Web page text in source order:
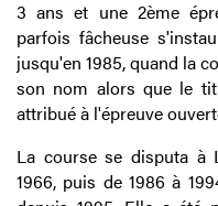
3 ans et une 2ème
parfois fâcheuse
jusqu'en 1985, quand la
son nom alors que le
attribué à l'épreuve
La course se disputa à
1966, puis de 1986 à